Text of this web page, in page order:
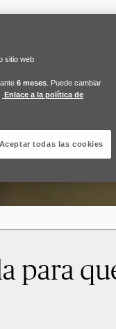
para
sitio web
6 meses . Puede cambiar
Enlace a la política de
Aceptar todas las cookies